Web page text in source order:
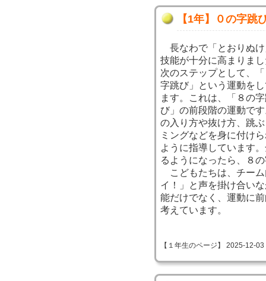
【1年】０の字跳
長なわで「とおりぬけ
技能が十分に高まりま
次のステップとして、
字跳び」という運動を
ます。これは、「８の
び」の前段階の運動で
の入り方や抜け方、跳
ミングなどを身に付け
ように指導しています
るようになったら、８
こどもたちは、チー
イ！」と声を掛け合い
能だけでなく、運動に
考えています。
【１年生のページ】 2025-12-